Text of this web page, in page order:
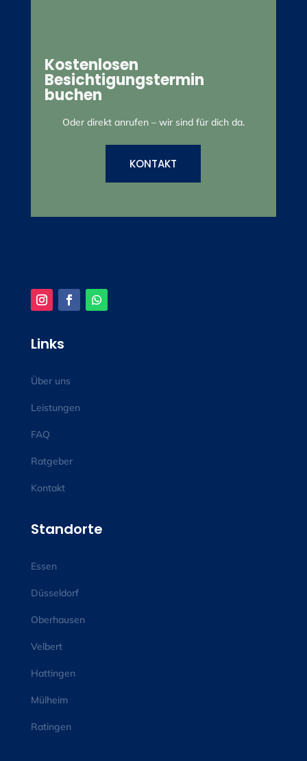
Kostenlosen
Besichtigungstermin
buchen
Oder direkt anrufen – wir sind für dich da.
KONTAKT
Links
Über uns
Leistungen
FAQ
Ratgeber
Kontakt
Standorte
Essen
Düsseldorf
Oberhausen
Velbert
Hattingen
Mülheim
Ratingen